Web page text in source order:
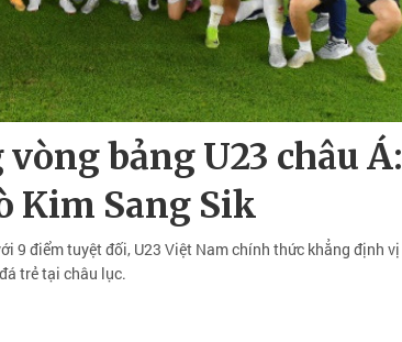
bảng U23 châu Á:
Kim Sang Sik
9 điểm tuyệt đối, U23 Việt Nam chính thức khẳng định vị
trẻ tại châu lục.